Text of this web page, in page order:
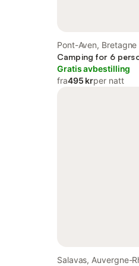
Pont-Aven, Bretagne
Camping for 6
Gratis avbestilling
fra495 krper natt
Salavas, Auvergne-